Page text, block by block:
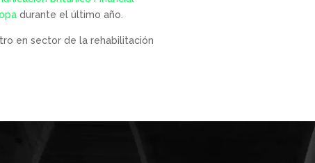
durante el último año.
en sector de la rehabilitación